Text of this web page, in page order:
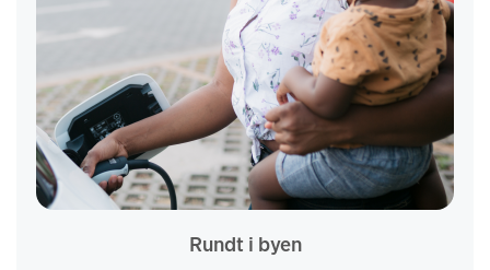
Rundt i byen